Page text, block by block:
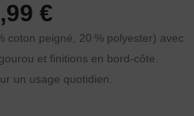
€
coton peigné, 20 % polyester) avec
et finitions en bord-côte.
un usage quotidien.